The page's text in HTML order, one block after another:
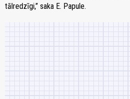
tālredzīgi,” saka E. Papule.